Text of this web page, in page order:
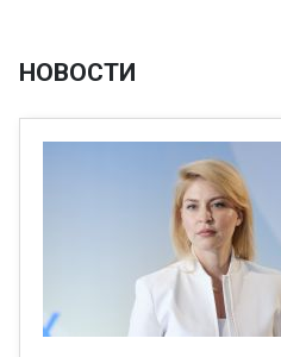
НОВОСТИ